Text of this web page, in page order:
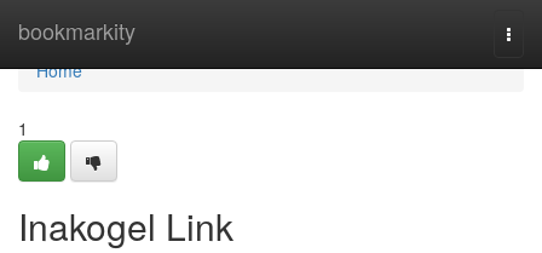
bookmarkity
Home
Home
1
Inakogel Link